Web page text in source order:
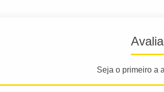
Seja o primeiro a